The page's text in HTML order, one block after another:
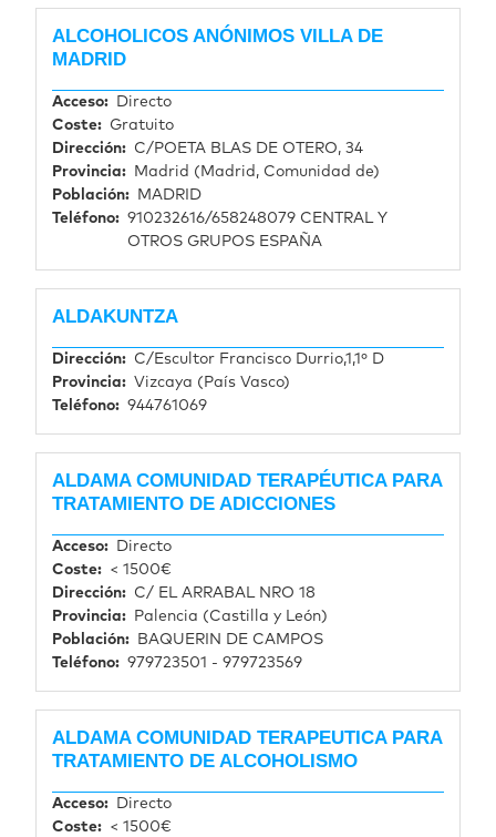
ALCOHOLICOS ANÓNIMOS VILLA DE
MADRID
Acceso
Directo
Coste
Gratuito
Dirección
C/POETA BLAS DE OTERO, 34
Provincia
Madrid (Madrid, Comunidad de)
Población
MADRID
Teléfono
910232616/658248079 CENTRAL Y
OTROS GRUPOS ESPAÑA
ALDAKUNTZA
Dirección
C/Escultor Francisco Durrio,1,1º D
Provincia
Vizcaya (País Vasco)
Teléfono
944761069
ALDAMA COMUNIDAD TERAPÉUTICA PARA
TRATAMIENTO DE ADICCIONES
Acceso
Directo
Coste
< 1500€
Dirección
C/ EL ARRABAL NRO 18
Provincia
Palencia (Castilla y León)
Población
BAQUERIN DE CAMPOS
Teléfono
979723501 - 979723569
ALDAMA COMUNIDAD TERAPEUTICA PARA
TRATAMIENTO DE ALCOHOLISMO
Acceso
Directo
Coste
< 1500€